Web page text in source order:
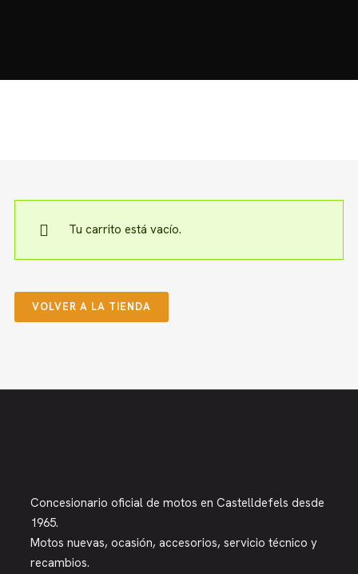
Tu carrito está vacío.
VOLVER A LA TIENDA
Concesionario oficial de motos en Castelldefels desde
1965.
Motos nuevas, ocasión, accesorios, servicio técnico y
recambios.